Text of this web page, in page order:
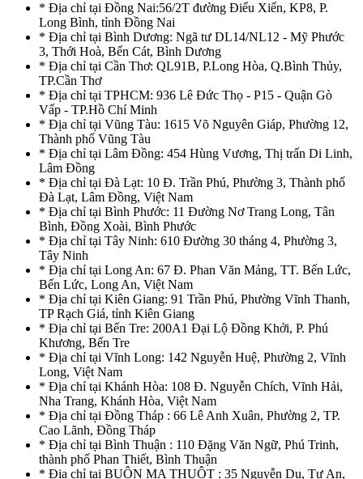
* Địa chỉ tại Đồng Nai:56/2T đường Điểu Xiển, KP8, P.
Long Bình, tỉnh Đồng Nai
* Địa chỉ tại Bình Dương: Ngã tư DL14/NL12 - Mỹ Phước
3, Thới Hoà, Bến Cát, Bình Dương
* Địa chỉ tại Cần Thơ: QL91B, P.Long Hòa, Q.Bình Thủy,
TP.Cần Thơ
* Địa chỉ tại TPHCM: 936 Lê Đức Thọ - P15 - Quận Gò
Vấp - TP.Hồ Chí Minh
* Địa chỉ tại Vũng Tàu: 1615 Võ Nguyên Giáp, Phường 12,
Thành phố Vũng Tàu
* Địa chỉ tại Lâm Đồng: 454 Hùng Vương, Thị trấn Di Linh,
Lâm Đồng
* Địa chỉ tại Đà Lạt: 10 Đ. Trần Phú, Phường 3, Thành phố
Đà Lạt, Lâm Đồng, Việt Nam
* Địa chỉ tại Bình Phước: 11 Đường Nơ Trang Long, Tân
Bình, Đồng Xoài, Bình Phước
* Địa chỉ tại Tây Ninh: 610 Đường 30 tháng 4, Phường 3,
Tây Ninh
* Địa chỉ tại Long An: 67 Đ. Phan Văn Mảng, TT. Bến Lức,
Bến Lức, Long An, Việt Nam
* Địa chỉ tại Kiên Giang: 91 Trần Phú, Phường Vĩnh Thanh,
TP Rạch Giá, tỉnh Kiên Giang
* Địa chỉ tại Bến Tre: 200A1 Đại Lộ Đồng Khởi, P. Phú
Khương, Bến Tre
* Địa chỉ tại Vĩnh Long: 142 Nguyễn Huệ, Phường 2, Vĩnh
Long, Việt Nam
* Địa chỉ tại Khánh Hòa: 108 Đ. Nguyễn Chích, Vĩnh Hải,
Nha Trang, Khánh Hòa, Việt Nam
* Địa chỉ tại Đồng Tháp : 66 Lê Anh Xuân, Phường 2, TP.
Cao Lãnh, Đồng Tháp
* Địa chỉ tại Bình Thuận : 110 Đặng Văn Ngữ, Phú Trinh,
thành phố Phan Thiết, Bình Thuận
* Địa chỉ tại BUÔN MA THUỘT : 35 Nguyễn Du, Tự An,